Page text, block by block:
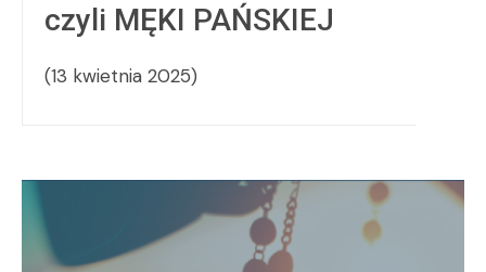
czyli MĘKI PAŃSKIEJ
(13 kwietnia 2025)